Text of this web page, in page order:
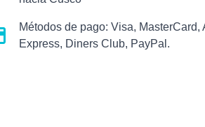
Métodos de pago: Visa, MasterCard,
Express, Diners Club, PayPal.